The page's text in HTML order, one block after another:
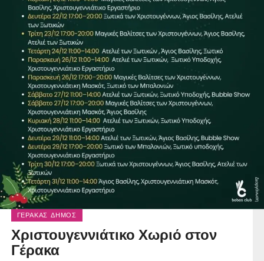
ΓΈΡΑΚΑΣ ΔΉΜΟΣ
Χριστουγεννιάτικο Χωριό στον
Γέρακα